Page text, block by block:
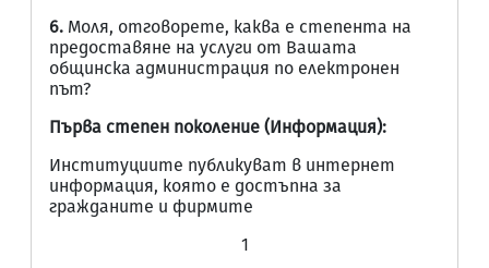
6. Моля, отговорете, каква е степента на
предоставяне на услуги от Вашата
общинска администрация по електронен
път?
Първа степен поколение (Информация):
Институциите публикуват в интернет
информация, която е достъпна за
гражданите и фирмите
1